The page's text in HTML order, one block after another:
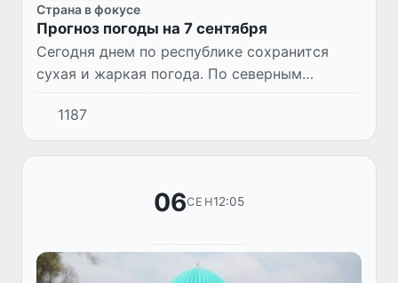
Страна в фокусе
Прогноз погоды на 7 сентября
Сегодня днем по республике сохранится
сухая и жаркая погода. По северным
районам возможно усиление ветра до 17-22
м/с. Максимальная температура сохранится
в пределах 34-39°С.
1187
06СЕН12:05